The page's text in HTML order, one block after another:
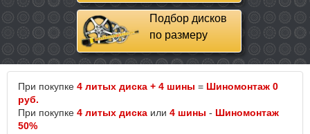
Подбор дисков
по размеру
При покупке 4 литых диска + 4 шины = Шиномонтаж 0
руб.
При покупке 4 литых диска или 4 шины - Шиномонтаж
50%